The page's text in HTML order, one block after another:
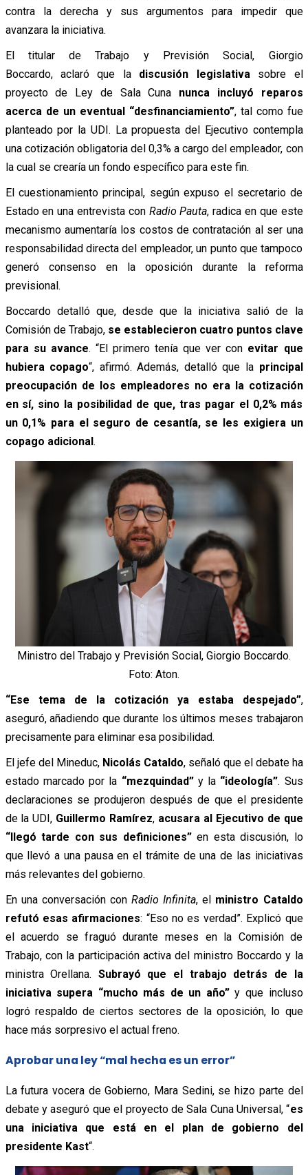
contra la derecha y sus argumentos para impedir que
avanzara la iniciativa.
El titular de Trabajo y Previsión Social, Giorgio
Boccardo, aclaró que ladiscusión legislativa sobre el
proyecto de Ley de Sala Cuna nunca incluyó reparos
acerca de un eventual “desfinanciamiento”, tal como fue
planteado por la UDI. La propuesta del Ejecutivo contempla
una cotización obligatoria del 0,3% a cargo del empleador, con
la cual se crearía un fondo específico para este fin.
El cuestionamiento principal, según expuso el secretario de
Estado en una entrevista con Radio Pauta, radica en que este
mecanismo aumentaría los costos de contratación al ser una
responsabilidad directa del empleador, un punto que tampoco
generó consenso en la oposición durante la reforma
previsional.
Boccardo detalló que, desde que la iniciativa salió de la
Comisión de Trabajo, se establecieron cuatro puntos clave
para su avance. “El primero tenía que ver con evitar que
hubiera copago“, afirmó. Además, detalló que la principal
preocupación de los empleadores no era la cotización
en sí, sino la posibilidad de que, tras pagar el 0,2% más
un 0,1% para el seguro de cesantía, se les exigiera un
copago adicional.
Ministro del Trabajo y Previsión Social, Giorgio Boccardo.
Foto: Aton.
“Ese tema de la cotización ya estaba despejado”,
aseguró, añadiendo que durante los últimos meses trabajaron
precisamente para eliminar esa posibilidad.
El jefe del Mineduc,Nicolás Cataldo, señaló que el debate ha
estado marcado por la “mezquindad”y la “ideología”. Sus
declaraciones se produjeron después de que el presidente
de la UDI, Guillermo Ramírez, acusara al Ejecutivo de que
“llegó tarde con sus definiciones”en esta discusión, lo
que llevó a una pausa en el trámite de una de las iniciativas
más relevantes del gobierno.
En una conversación con Radio Infinita, el ministro Cataldo
refutó esas afirmaciones: “Eso no es verdad”. Explicó que
el acuerdo se fraguó durante meses en la Comisión de
Trabajo, con la participación activa del ministro Boccardo y la
ministra Orellana. Subrayó que el trabajo detrás de la
iniciativa supera “mucho más de un año”y que incluso
logró respaldo de ciertos sectores de la oposición, lo que
hace más sorpresivo el actual freno.
Aprobar una ley “mal hecha es un error”
La futura vocera de Gobierno, Mara Sedini, se hizo parte del
debate y aseguró que el proyecto de Sala Cuna Universal, “es
una iniciativa que está en el plan de gobierno del
presidente Kast“.